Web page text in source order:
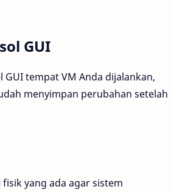
GUI
tempat VM Anda dijalankan,
menyimpan perubahan setelah
yang ada agar sistem